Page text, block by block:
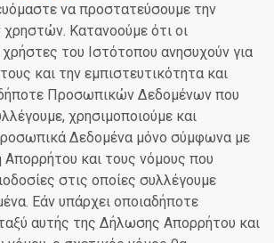
να προστατεύσουμε την
Κατανοούμε ότι οι
χρήστες του Ιστότοπου ανησυχούν για
και την εμπιστευτικότητα και
Προσωπικών Δεδομένων που
χρησιμοποιούμε και
Δεδομένα μόνο σύμφωνα με
και τους νόμους που
στις οποίες συλλέγουμε
Εάν υπάρχει οποιαδήποτε
αυτής της Δήλωσης Απορρήτου και